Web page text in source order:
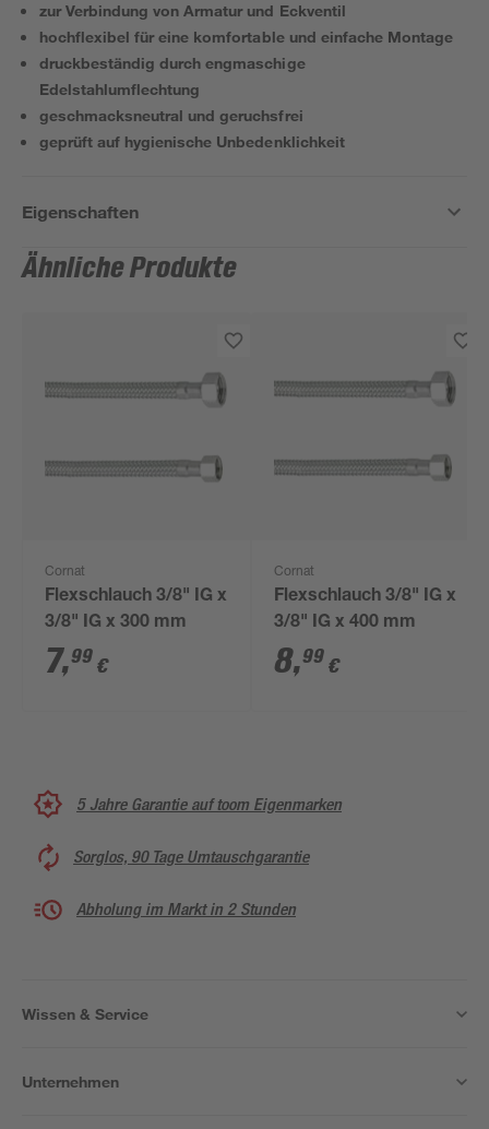
zur Verbindung von Armatur und Eckventil
hochflexibel für eine komfortable und einfache Montage
druckbeständig durch engmaschige
Edelstahlumflechtung
geschmacksneutral und geruchsfrei
geprüft auf hygienische Unbedenklichkeit
Eigenschaften
Ähnliche Produkte
Cornat
Flexschlauch 3/8" IG x
3/8" IG x 300 mm
7,99 €
Cornat
Flexschlauch 3/8" IG x
3/8" IG x 400 mm
8,99 €
5 Jahre Garantie auf toom Eigenmarken
Sorglos, 90 Tage Umtauschgarantie
Abholung im Markt in 2 Stunden
Wissen & Service
Unternehmen